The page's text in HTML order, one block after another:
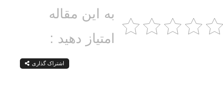
به این مقاله
امتیاز دهید :
اشتراک گذاری